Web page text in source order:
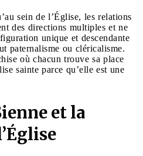
sein de l’Église, les relations
des directions multiples et ne
unique et descendante
paternalisme ou cléricalisme.
où chacun trouve sa place
sainte parce qu’elle est une
et la